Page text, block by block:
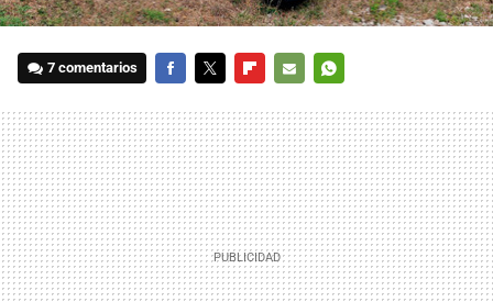
7 comentarios
MAIL